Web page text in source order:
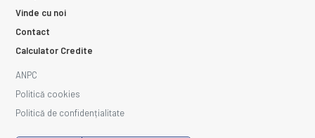
Vinde cu noi
Contact
Calculator Credite
ANPC
Politică cookies
Politică de confidențialitate